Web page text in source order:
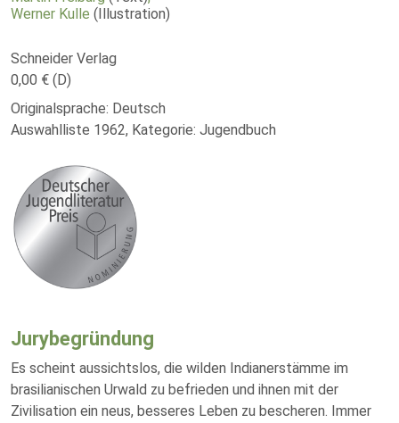
Werner Kulle (Illustration)
Schneider Verlag
0,00 € (D)
Originalsprache: Deutsch
Auswahlliste 1962, Kategorie: Jugendbuch
Jurybegründung
Es scheint aussichtslos, die wilden Indianerstämme im
brasilianischen Urwald zu befrieden und ihnen mit der
Zivilisation ein neus, besseres Leben zu bescheren. Immer